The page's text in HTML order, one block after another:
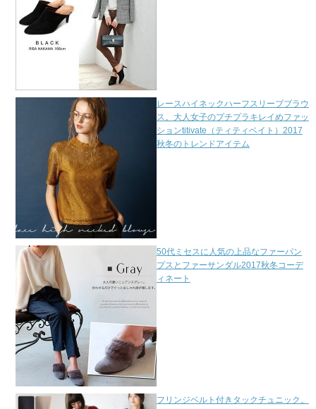
レースハイネックハーフスリーブブラウ
ス。大人女子のプチプラキレイめファッ
ションtitivate（ティティベイト）2017
秋冬のトレンドアイテム
50代ミセスに人気の上品なファーパン
プスとファーサンダル2017秋冬コーデ
ィネート
フリンジベルト付きタックチュニック。